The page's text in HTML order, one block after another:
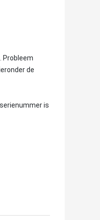
Probleem
de
is